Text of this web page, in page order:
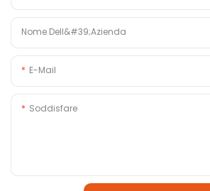
Nome Dell&#39;azienda
E-Mail
Soddisfare